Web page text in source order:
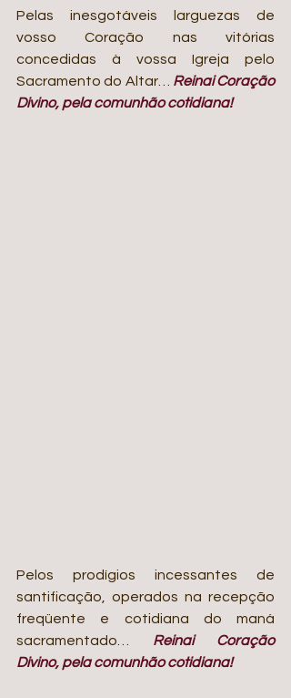
Pelas inesgotáveis larguezas de
vosso Coração nas vitórias
concedidas à vossa Igreja pelo
Sacramento do Altar… Reinai Coração
Divino, pela comunhão cotidiana!
Pelos prodígios incessantes de
santificação, operados na recepção
freqüente e cotidiana do maná
sacramentado… Reinai Coração
Divino, pela comunhão cotidiana!